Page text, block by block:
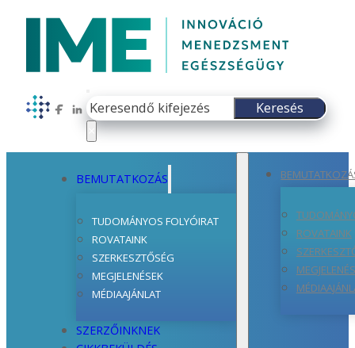
Follow us on Facebook
Follow us on LinkedIn
Keresés
Keresés
BEMUTATKOZÁS
TUDOMÁNYOS FOLYÓIRAT
ROVATAINK
SZERKESZTŐSÉG
MEGJELENÉSEK
MÉDIAAJÁNLAT
SZERZŐINKNEK
ROVATAINK